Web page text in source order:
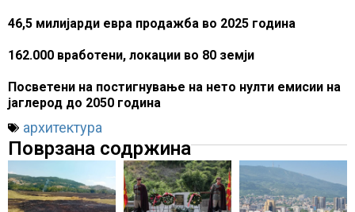
46,5 милијарди евра продажба во 2025 година
162.000 вработени, локации во 80 земји
Посветени на постигнување на нето нулти емисии на
јаглерод до 2050 година
архитектура
Поврзана содржина